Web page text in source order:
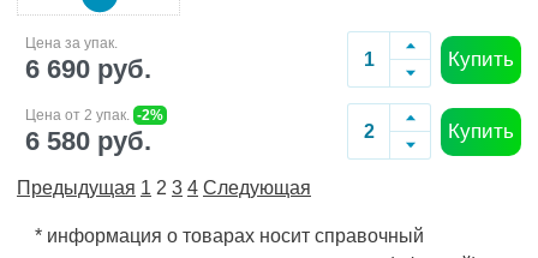
Цена за упак.
6 690 руб. Купить
Цена от 2 упак. -2%
6 580 руб. Купить
Предыдущая 1 2 3 4 Следующая
* информация о товарах носит справочный